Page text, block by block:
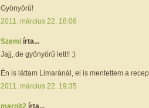
Gyönyörű!
2011. március 22. 18:06
Szemi írta...
Jajj, de gyönyörű lett!! :)
Én is láttam Limaránál, el is mentettem a
2011. március 22. 19:35
margit2 írta...